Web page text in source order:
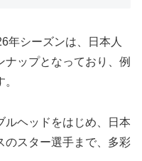
年シーズンは、日本人
ップとなっており、例
ルヘッドをはじめ、日本
のスター選手まで、多彩